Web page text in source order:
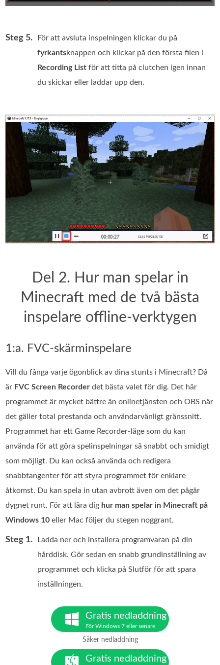
Steg 5.
För att avsluta inspelningen klickar du på
fyrkantsknappen och klickar på den första filen i
Recording List för att titta på clutchen igen innan
du skickar eller laddar upp den.
Del 2. Hur man spelar in
Minecraft med de två bästa
inspelare offline-verktygen
1:a. FVC-skärminspelare
Vill du fånga varje ögonblick av dina stunts i Minecraft? Då
är FVC Screen Recorder det bästa valet för dig. Det här
programmet är mycket bättre än onlinetjänsten och OBS när
det gäller total prestanda och användarvänligt gränssnitt.
Programmet har ett Game Recorder‑läge som du kan
använda för att göra spelinspelningar så snabbt och smidigt
som möjligt. Du kan också använda och redigera
snabbtangenter för att styra programmet för enklare
åtkomst. Du kan spela in utan avbrott även om det pågår
dygnet runt. För att lära dig hur man spelar in Minecraft på
Windows 10 eller Mac följer du stegen noggrant.
Steg 1.
Ladda ner och installera programvaran på din
hårddisk. Gör sedan en snabb grundinställning av
programmet och klicka på Slutför för att spara
inställningen.
Gratis nedladdning
För Windows 7 eller senare
Säker nedladdning
Gratis nedladdning